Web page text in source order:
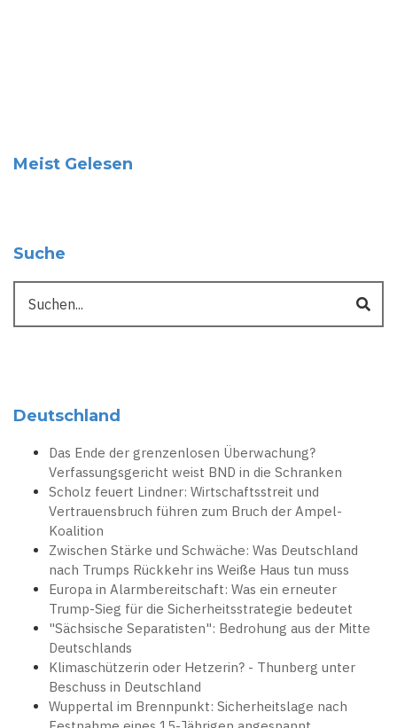
Meist Gelesen
Suche
Deutschland
Das Ende der grenzenlosen Überwachung?
Verfassungsgericht weist BND in die Schranken
Scholz feuert Lindner: Wirtschaftsstreit und
Vertrauensbruch führen zum Bruch der Ampel-
Koalition
Zwischen Stärke und Schwäche: Was Deutschland
nach Trumps Rückkehr ins Weiße Haus tun muss
Europa in Alarmbereitschaft: Was ein erneuter
Trump-Sieg für die Sicherheitsstrategie bedeutet
"Sächsische Separatisten": Bedrohung aus der Mitte
Deutschlands
Klimaschützerin oder Hetzerin? - Thunberg unter
Beschuss in Deutschland
Wuppertal im Brennpunkt: Sicherheitslage nach